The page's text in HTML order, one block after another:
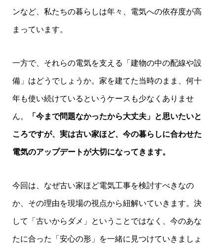
ンなど、私たちの暮らしは年々、電気への依存度が高
まっています。
一方で、それらの電気を支える「建物の中の配線や設
備」はどうでしょうか。家を建てた当時のまま、何十
年も使い続けているというケースも少なくありませ
ん。 「今まで問題なかったから大丈夫」と思いたいと
ころですが、実は古い家ほど、今の暮らしに合わせた
電気のアップデートが大切になってきます。
今回は、なぜ古い家ほど電気工事を検討すべきなの
か、その理由を現場の視点から紐解いていきます。決
して「古いからダメ」ということではなく、今のあな
たに合った「安心の形」を一緒に見つけていきましょ